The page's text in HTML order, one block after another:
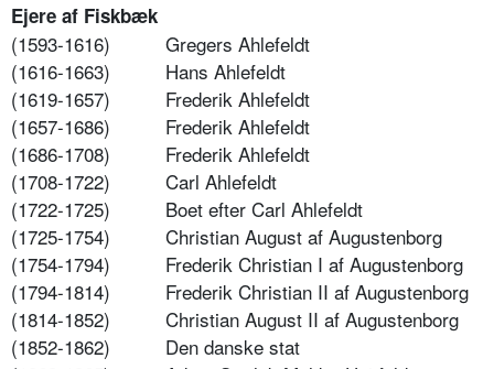
Ejere af Fiskbæk
(1593-1616) Gregers Ahlefeldt
(1616-1663) Hans Ahlefeldt
(1619-1657) Frederik Ahlefeldt
(1657-1686) Frederik Ahlefeldt
(1686-1708) Frederik Ahlefeldt
(1708-1722) Carl Ahlefeldt
(1722-1725) Boet efter Carl Ahlefeldt
(1725-1754) Christian August af Augustenborg
(1754-1794) Frederik Christian I af Augustenborg
(1794-1814) Frederik Christian II af Augustenborg
(1814-1852) Christian August II af Augustenborg
(1852-1862) Den danske stat